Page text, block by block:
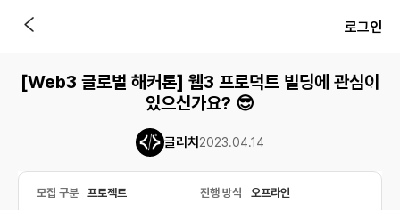
로그인
[Web3 글로벌 해커톤] 웹3 프로덕트 빌딩에 관심이
있으신가요? 😎
글리치 2023.04.14
모집 구분 프로젝트 진행 방식 오프라인